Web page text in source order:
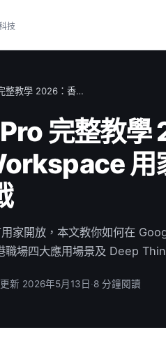
技
整教學 2026：香…
完整教學
用
家開放，本文教你如何在
場四大應用場景及 Deep
新 2026年5月13日 ·8 分鐘閱讀